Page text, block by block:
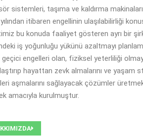
sistemleri, taşıma ve kaldırma
itibaren engellinin ulaşılabilirliği
bu konuda faaliyet gösteren ayrı bir
iş yoğunluğu yükünü azaltmayı
geçici engelleri olan, fiziksel yeterliliği
hayattan zevk almalarını ve yaşam
aşmalarını sağlayacak çözümler
amacıyla kurulmuştur.